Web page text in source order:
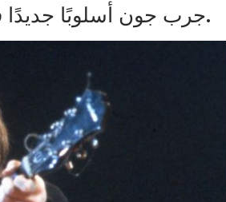
جرب جون أسلوبًا جديدًا في الأغنية ، حيث كتب عن ذكريات ليفربول.